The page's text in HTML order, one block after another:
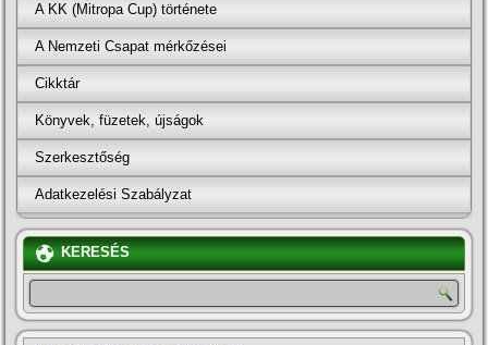
A KK (Mitropa Cup) története
A Nemzeti Csapat mérkőzései
Cikktár
Könyvek, füzetek, újságok
Szerkesztőség
Adatkezelési Szabályzat
KERESÉS